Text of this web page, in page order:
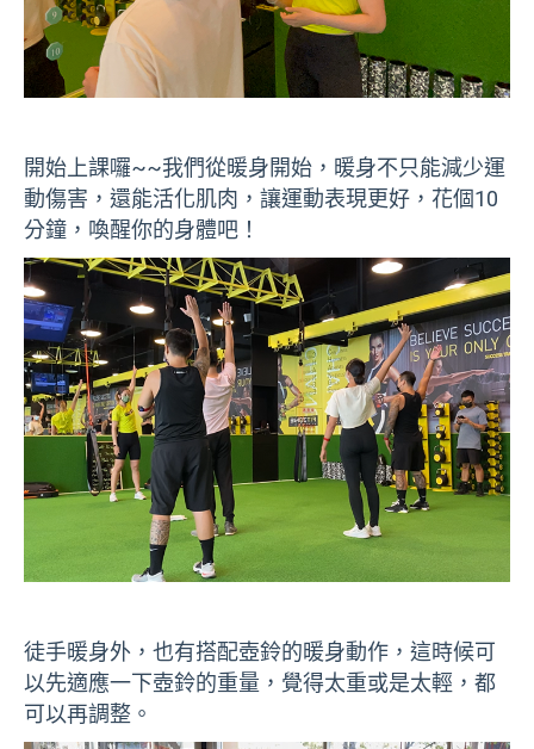
開始上課囉~~我們從暖身開始，暖身不只能減少運
動傷害，還能活化肌肉，讓運動表現更好，花個10
分鐘，喚醒你的身體吧！
徒手暖身外，也有搭配壺鈴的暖身動作，這時候可
以先適應一下壺鈴的重量，覺得太重或是太輕，都
可以再調整。